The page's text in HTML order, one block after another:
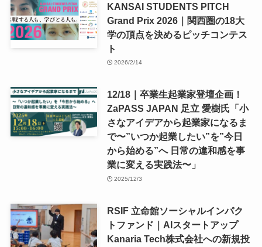
KANSAI STUDENTS PITCH
Grand Prix 2026｜関西圏の18大
学の頂点を決めるピッチコンテス
ト
2026/2/14
12/18｜卒業生起業家登壇企画！
ZaPASS JAPAN 足立 愛樹氏「小
さなアイデアから起業家になるま
で〜”いつか起業したい”を”今日
から始める”へ 日常の違和感を事
業に変える実践法〜」
2025/12/3
RSIF 立命館ソーシャルインパク
トファンド｜AIスタートアップ
Kanaria Tech株式会社への新規投